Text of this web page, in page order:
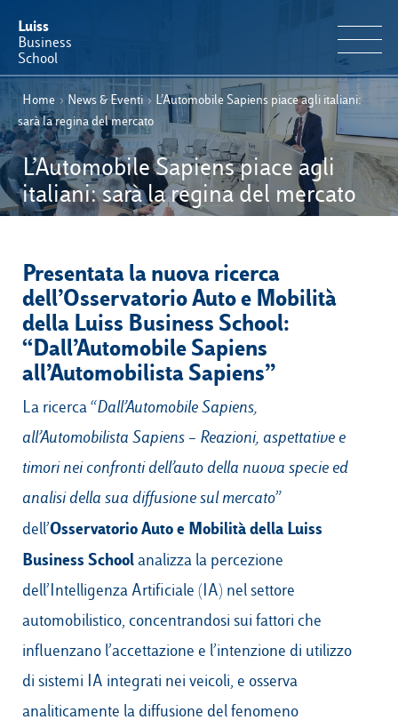
Luiss
Business
School
IT
Offerta Formativa
Perché Luiss Business School
Faculty & Ricerca
Operation & Students’ Experience
E-Learning
Campus & Hub:
Belluno
Amsterdam
Dubai
Luiss.it Alumni
Home › News & Eventi › L’Automobile Sapiens piace agli italiani:
sarà la regina del mercato
L’Automobile Sapiens piace agli
italiani: sarà la regina del mercato
Presentata la nuova ricerca
dell’Osservatorio Auto e Mobilità
della Luiss Business School:
“Dall’Automobile Sapiens
all’Automobilista Sapiens”
La ricerca “Dall’Automobile Sapiens,
all’Automobilista Sapiens – Reazioni, aspettative e
timori nei confronti dell’auto della nuova specie ed
analisi della sua diffusione sul mercato”
dell’Osservatorio Auto e Mobilità della Luiss
Business Schoolanalizza la percezione
dell’Intelligenza Artificiale (IA) nel settore
automobilistico, concentrandosi sui fattori che
influenzano l’accettazione e l’intenzione di utilizzo
di sistemi IA integrati nei veicoli, e osserva
analiticamente la diffusione del fenomeno